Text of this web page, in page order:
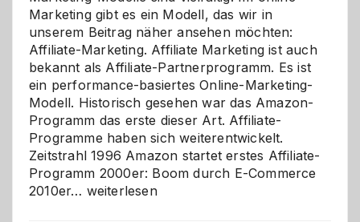
Marketing gibt es ein Modell, das wir in
unserem Beitrag näher ansehen möchten:
Affiliate-Marketing. Affiliate Marketing ist auch
bekannt als Affiliate-Partnerprogramm. Es ist
ein performance-basiertes Online-Marketing-
Modell. Historisch gesehen war das Amazon-
Programm das erste dieser Art. Affiliate-
Programme haben sich weiterentwickelt.
Zeitstrahl 1996 Amazon startet erstes Affiliate-
Programm 2000er: Boom durch E-Commerce
2010er… Affiliate-
weiterlesen